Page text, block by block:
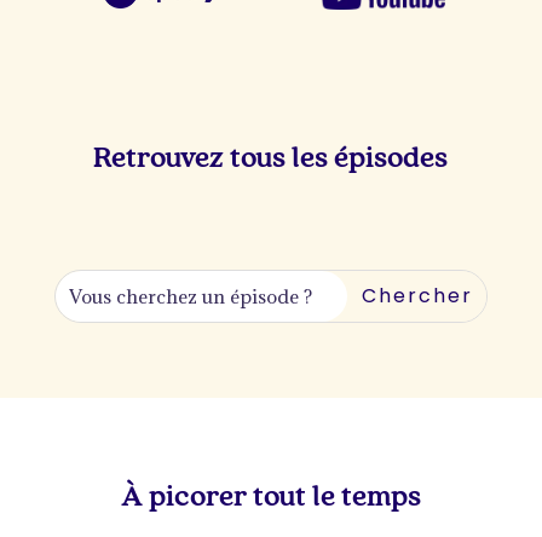
Retrouvez tous les épisodes
À picorer tout le temps